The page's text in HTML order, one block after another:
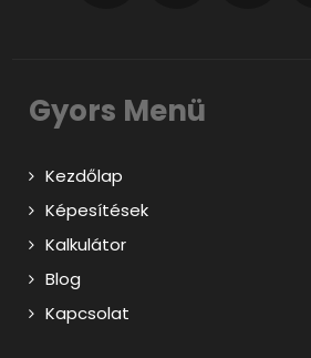
Gyors Menü
Kezdőlap
Képesítések
Kalkulátor
Blog
Kapcsolat